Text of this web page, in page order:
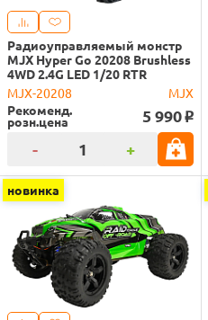
Радиоуправляемый монстр
MJX Hyper Go 20208 Brushless
4WD 2.4G LED 1/20 RTR
MJX-20208
MJX
Рекоменд.
розн.цена 5 990 o
- +
новинка